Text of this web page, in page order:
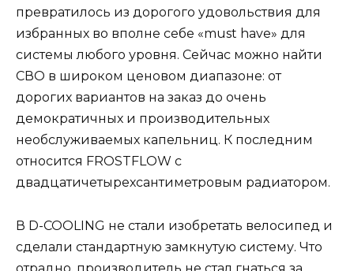
превратилось из дорогого удовольствия для
избранных во вполне себе «must have» для
системы любого уровня. Сейчас можно найти
СВО в широком ценовом диапазоне: от
дорогих вариантов на заказ до очень
демократичных и производительных
необслуживаемых капельниц. К последним
относится FROSTFLOW с
двадцатичетырехсантиметровым радиатором.
В D-COOLING не стали изобретать велосипед и
сделали стандартную замкнутую систему. Что
отрадно, производитель не стал гнаться за